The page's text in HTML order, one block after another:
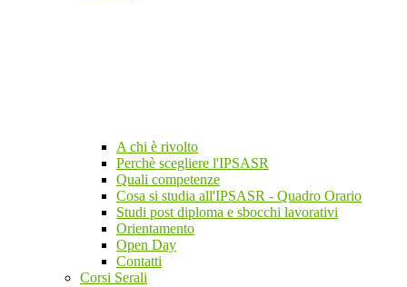
A chi è rivolto
Perchè scegliere l'IPSASR
Quali competenze
Cosa si studia all'IPSASR - Quadro Orario
Studi post diploma e sbocchi lavorativi
Orientamento
Open Day
Contatti
Corsi Serali